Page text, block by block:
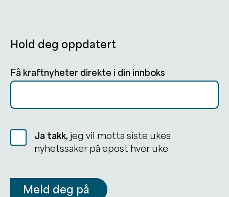
Hold deg oppdatert
Få kraftnyheter direkte i din innboks
Ja takk, jeg vil motta siste ukes
nyhetssaker på epost hver uke
Meld deg på